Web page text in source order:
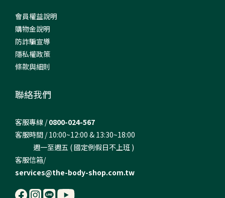
會員權益說明
購物金說明
防詐騙宣導
隱私權政策
條款與細則
聯絡我們
客服專線 /0800-024-567
客服時間 / 10:00~12:00 & 13:30~18:00
週一至週五 ( 國定例假日不上班 )
客服信箱/
services@the-body-shop.com.tw